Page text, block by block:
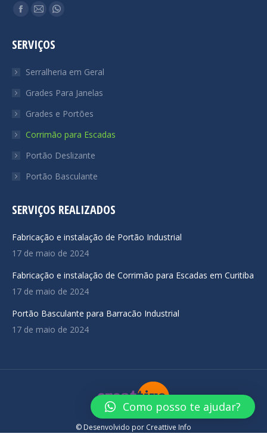
Encontre-nos em:
Facebook
opens
new
window
Mail
opens
new
window
Whatsapp
new
window
SERVIÇOS
Serralheria em Geral
Grades Para Janelas
Grades e Portões
Corrimão para Escadas
Portão Deslizante
Portão Basculante
SERVIÇOS REALIZADOS
Fabricação e instalação de Portão Industrial
17 de maio de 2024
Fabricação e instalação de Corrimão para Escadas em Curitiba
17 de maio de 2024
Portão Basculante para Barracão Industrial
17 de maio de 2024
© Desenvolvido por Creattive Info
Como posso te ajudar?